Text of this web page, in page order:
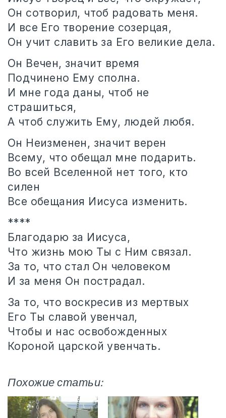
Он сотворил, чтоб радовать меня.
И все Его творение созерцая,
Он учит славить за Его великие дела.
Он Вечен, значит время
Подчинено Ему сполна.
И мне года даны, чтоб не
страшиться,
А чтоб служить Ему, людей любя.
Он Неизменен, значит верен
Всему, что обещал мне подарить.
Во всей Вселенной нет того, кто
силен
Все обещания Иисуса изменить.
****
Благодарю за Иисуса,
Что жизнь мою Ты с Ним связал.
За то, что стал Он человеком
И за меня Он пострадал.
За то, что воскресив из мертвых
Его Ты славой увенчал,
Чтобы и нас освобожденных
Короной царской увенчать.
Похожие статьи: